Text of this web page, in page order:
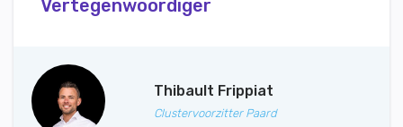
Vertegenwoordiger
Thibault Frippiat
Clustervoorzitter Paard